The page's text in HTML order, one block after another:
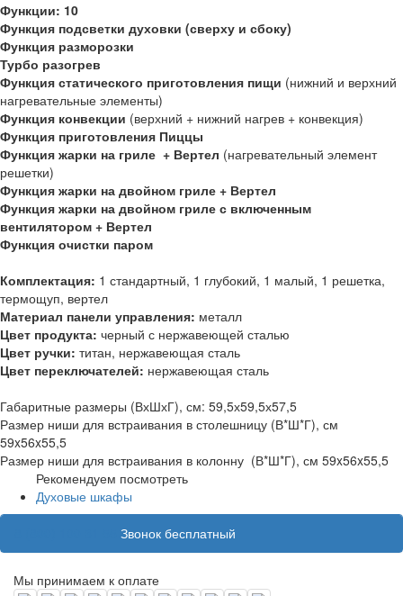
Функции: 10
Функция подсветки духовки (сверху и сбоку)
Функция разморозки
Турбо разогрев
Функция статического приготовления пищи (нижний и верхний
нагревательные элементы)
Функция конвекции (верхний + нижний нагрев + конвекция)
Функция приготовления Пиццы
Функция жарки на гриле + Вертел (нагревательный элемент
решетки)
Функция жарки на двойном гриле + Вертел
Функция жарки на двойном гриле с включенным
вентилятором + Вертел
Функция очистки паром
Комплектация: 1 стандартный, 1 глубокий, 1 малый, 1 решетка,
термощуп, вертел
Материал панели управления: металл
Цвет продукта: черный с нержавеющей сталью
Цвет ручки: титан, нержавеющая сталь
Цвет переключателей: нержавеющая сталь
Габаритные размеры (ВхШхГ), см: 59,5х59,5х57,5
Размер ниши для встраивания в столешницу (В*Ш*Г), см
59x56x55,5
Размер ниши для встраивания в колонну (В*Ш*Г), см 59x56x55,5
Рекомендуем посмотреть
Духовые шкафы
Звонок бесплатный
Мы принимаем к оплате